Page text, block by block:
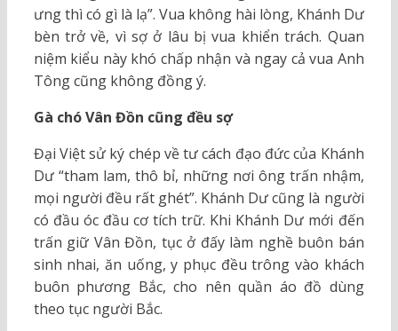
ưng thì có gì là lạ”. Vua không hài lòng, Khánh Dư
bèn trở về, vì sợ ở lâu bị vua khiển trách. Quan
niệm kiểu này khó chấp nhận và ngay cả vua Anh
Tông cũng không đồng ý.
Gà chó Vân Đồn cũng đều sợ
Đại Việt sử ký chép về tư cách đạo đức của Khánh
Dư “tham lam, thô bỉ, những nơi ông trấn nhậm,
mọi người đều rất ghét”. Khánh Dư cũng là người
có đầu óc đầu cơ tích trữ. Khi Khánh Dư mới đến
trấn giữ Vân Đồn, tục ở đấy làm nghề buôn bán
sinh nhai, ăn uống, y phục đều trông vào khách
buôn phương Bắc, cho nên quần áo đồ dùng
theo tục người Bắc.